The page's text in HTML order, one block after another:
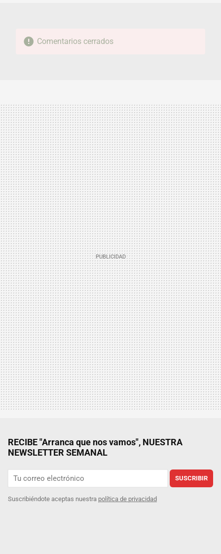
Comentarios cerrados
RECIBE "Arranca que nos vamos", NUESTRA
NEWSLETTER SEMANAL
SUSCRIBIR
Suscribiéndote aceptas nuestra política de privacidad